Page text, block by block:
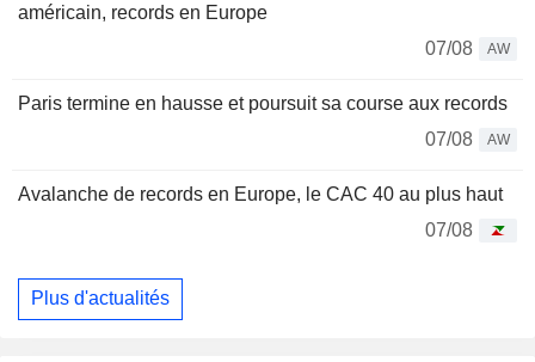
américain, records en Europe
07/08
AW
Paris termine en hausse et poursuit sa course aux records
07/08
AW
Avalanche de records en Europe, le CAC 40 au plus haut
07/08
Plus d'actualités